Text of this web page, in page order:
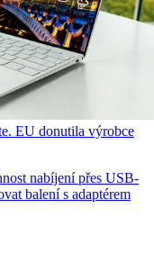
EU donutila výrobce
nabíjení přes USB-
balení s adaptérem